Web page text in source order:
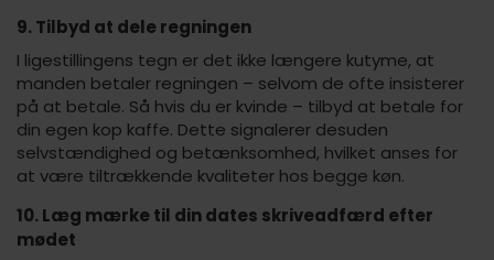
9. Tilbyd at dele regningen
I ligestillingens tegn er det ikke længere kutyme, at
manden betaler regningen – selvom de ofte insisterer
på at betale. Så hvis du er kvinde – tilbyd at betale for
din egen kop kaffe. Dette signalerer desuden
selvstændighed og betænksomhed, hvilket anses for
at være tiltrækkende kvaliteter hos begge køn.
10. Læg mærke til din dates skriveadfærd efter
mødet